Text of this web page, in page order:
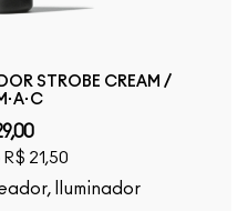
STROBE CREAM /
21,50
Iluminador